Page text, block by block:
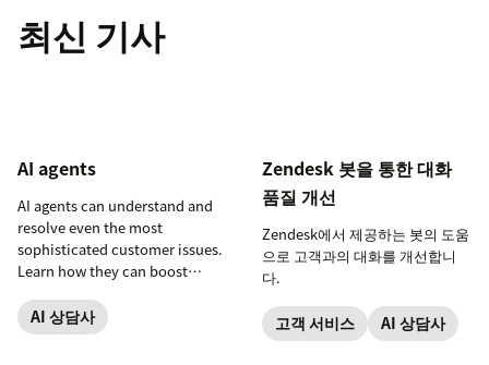
최신 기사
AI agents
AI agents can understand and
resolve even the most
sophisticated customer issues.
Learn how they can boost
service efficiency, and drive
revenue.
AI 상담사
Zendesk 봇을 통한 대화
품질 개선
Zendesk에서 제공하는 봇의 도움
으로 고객과의 대화를 개선합니
다.
고객 서비스 AI 상담사